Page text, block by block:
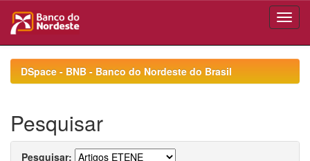
navigationDSpace - BNB - Banco do Nordeste do Brasil
Pesquisar
Pesquisar: